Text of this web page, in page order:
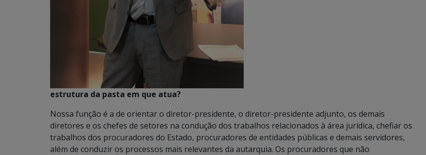
estrutura da pasta em que atua?
Nossa função é a de orientar o diretor-presidente, o diretor-presidente adjunto, os demais
diretores e os chefes de setores na condução dos trabalhos relacionados à área jurídica, chefiar os
trabalhos dos procuradores do Estado, procuradores de entidades públicas e demais servidores,
além de conduzir os processos mais relevantes da autarquia. Os procuradores que não